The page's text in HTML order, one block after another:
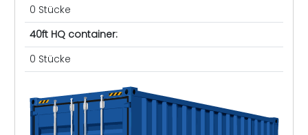
0 Stücke
40ft HQ container:
0 Stücke